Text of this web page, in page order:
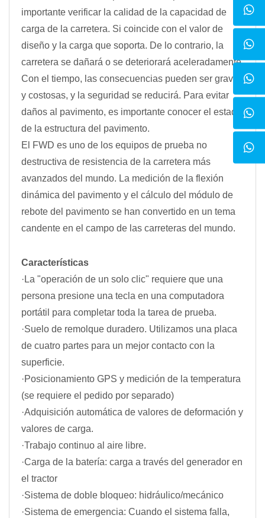
importante verificar la calidad de la capacidad de
carga de la carretera. Si coincide con el valor de
diseño y la carga que soporta. De lo contrario, la
carretera se dañará o se deteriorará aceleradamente.
Con el tiempo, las consecuencias pueden ser graves
y costosas, y la seguridad se reducirá. Para evitar
daños al pavimento, es importante conocer el estado
de la estructura del pavimento.
El FWD es uno de los equipos de prueba no
destructiva de resistencia de la carretera más
avanzados del mundo. La medición de la flexión
dinámica del pavimento y el cálculo del módulo de
rebote del pavimento se han convertido en un tema
candente en el campo de las carreteras del mundo.
Características
·La "operación de un solo clic" requiere que una
persona presione una tecla en una computadora
portátil para completar toda la tarea de prueba.
·Suelo de remolque duradero. Utilizamos una placa
de cuatro partes para un mejor contacto con la
superficie.
·Posicionamiento GPS y medición de la temperatura
(se requiere el pedido por separado)
·Adquisición automática de valores de deformación y
valores de carga.
·Trabajo continuo al aire libre.
·Carga de la batería: carga a través del generador en
el tractor
·Sistema de doble bloqueo: hidráulico/mecánico
·Sistema de emergencia: Cuando el sistema falla,